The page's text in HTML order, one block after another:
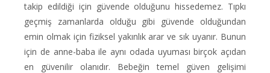
takip edildiği için güvende olduğunu hissedemez. Tıpkı
geçmiş zamanlarda olduğu gibi güvende olduğundan
emin olmak için fiziksel yakınlık arar ve sık uyanır. Bunun
için de anne-baba ile aynı odada uyuması birçok açıdan
en güvenilir olanıdır. Bebeğin temel güven gelişimi